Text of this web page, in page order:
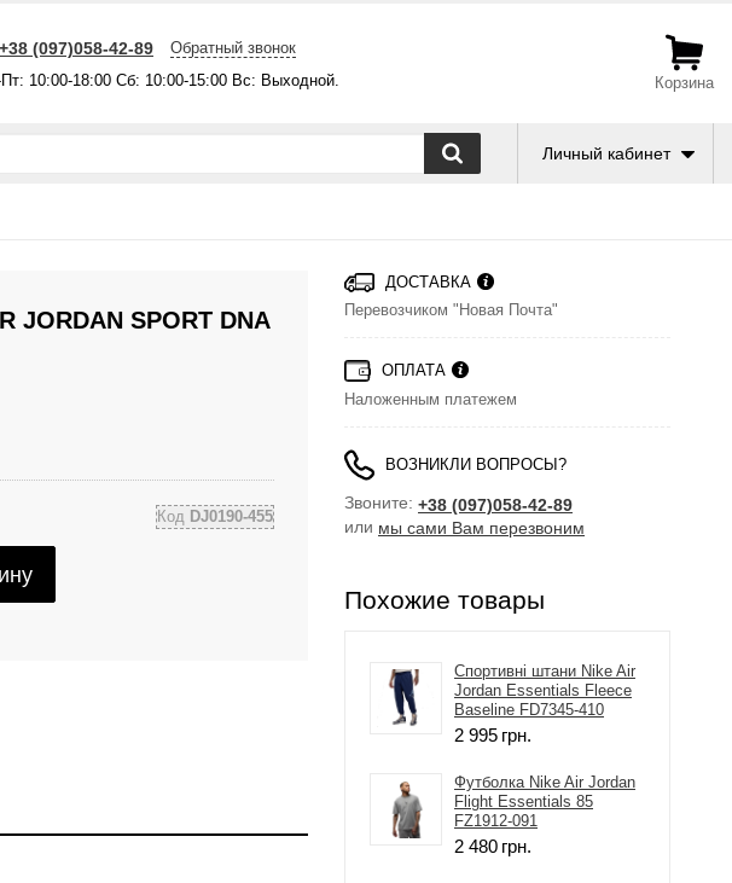
+38 (097)058-42-89
Обратный звонок
Пт: 10:00-18:00 Сб: 10:00-15:00 Вс: Выходной.
Корзина
Личный кабинет
SPORT DNA
Код DJ0190-455
ДОСТАВКА
Перевозчиком "Новая Почта"
ОПЛАТА
Наложенным платежем
ВОЗНИКЛИ ВОПРОСЫ?
Звоните: +38 (097)058-42-89
или мы сами Вам перезвоним
Похожие товары
Спортивні штани Nike Air
Jordan Essentials Fleece
Baseline FD7345-410
2 995 грн.
Футболка Nike Air Jordan
Flight Essentials 85
FZ1912-091
2 480 грн.